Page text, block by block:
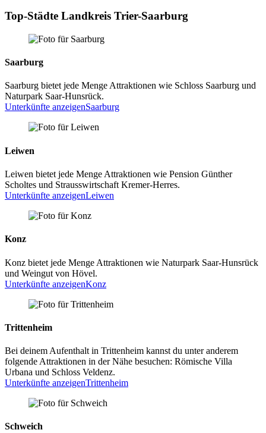
Top-Städte Landkreis Trier-Saarburg
Saarburg
Saarburg bietet jede Menge Attraktionen wie Schloss Saarburg und
Naturpark Saar-Hunsrück.
Unterkünfte anzeigenSaarburg
Leiwen
Leiwen bietet jede Menge Attraktionen wie Pension Günther
Scholtes und Strausswirtschaft Kremer-Herres.
Unterkünfte anzeigenLeiwen
Konz
Konz bietet jede Menge Attraktionen wie Naturpark Saar-Hunsrück
und Weingut von Hövel.
Unterkünfte anzeigenKonz
Trittenheim
Bei deinem Aufenthalt in Trittenheim kannst du unter anderem
folgende Attraktionen in der Nähe besuchen: Römische Villa
Urbana und Schloss Veldenz.
Unterkünfte anzeigenTrittenheim
Schweich